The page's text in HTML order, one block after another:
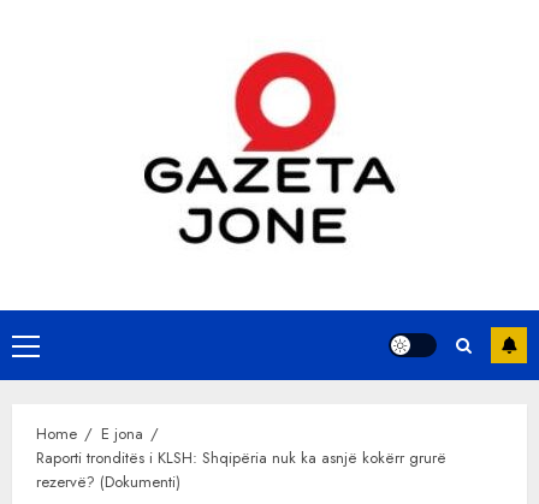
Primary
Menu
Home
E jona
Raporti tronditës i KLSH: Shqipëria nuk ka asnjë kokërr grurë
rezervë? (Dokumenti)